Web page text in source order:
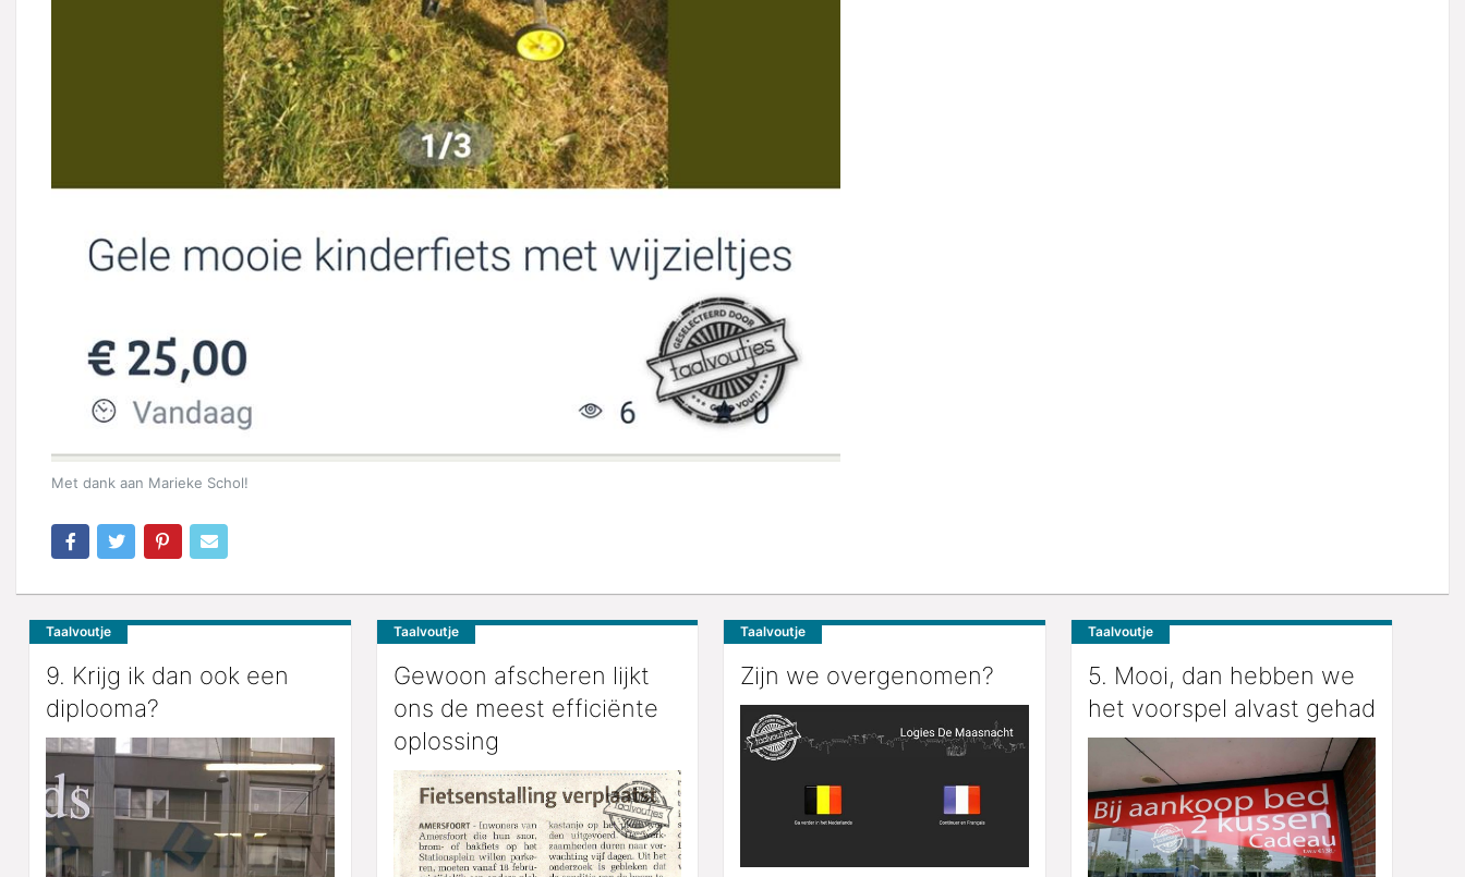
Met dank aan Marieke Schol!
Taalvoutje
9. Krijg ik dan ook een
diplooma?
Taalvoutje
Gewoon afscheren lijkt
ons de meest efficiënte
oplossing
Taalvoutje
Zijn we overgenomen?
Taalvoutje
5. Mooi, dan hebben we
het voorspel alvast gehad